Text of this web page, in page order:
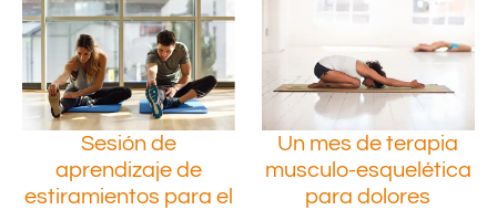
Sesión de
aprendizaje de
estiramientos para el
Un mes de terapia
musculo-esquelética
para dolores